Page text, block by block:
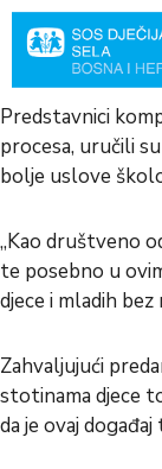
Skip
content
Predstavnici
procesa, uručili
bolje uslove
„Kao društveno
te posebno u
djece i mladih
Zahvaljujući
stotinama djece
da je ovaj